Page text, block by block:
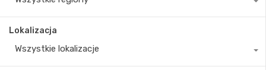
Lokalizacja
Wszystkie lokalizacje